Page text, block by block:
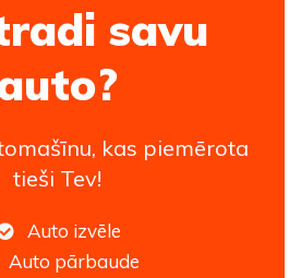
savu
kas piemērota
tieši Tev!
Auto izvēle
Auto pārbaude